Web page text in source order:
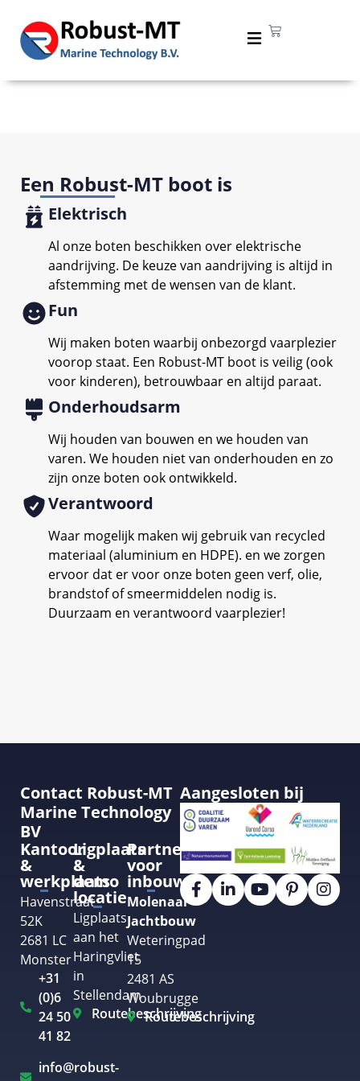
Een Robust-MT boot is
Elektrisch
Al onze boten beschikken over elektrische
aandrijving. De keuze van aandrijving is altijd in
afstemming met de wensen van de klant.
Fun
Wij maken boten waarbij onbezorgd vaarplezier
voorop staat. Een Robust-MT boot is veilig (ook
voor kinderen), betrouwbaar en altijd paraat.
Onderhoudsarm
Wij houden van bouwen en we houden van
varen. We houden niet van onderhouden en zo
zijn onze boten ook ontwikkeld.
Verantwoord
Waar mogelijk maken wij gebruik van recycled
materiaal (aluminium en HDPE). en we zorgen
ervoor dat er voor onze boten geen verf, olie,
brandstof of smeermiddelen nodig is.
Duurzaam en verantwoord vaarplezier!
Contact Robust-MT
Marine Technology
BV
Kantoor
&
werkplaats
Havenstraat
52K
2681 LC
Monster
+31
(0)6
24 50
41 82
info@robust-
Ligplaats
&
demo
locatie
Ligplaats
aan het
Haringvliet
in
Stellendam
Routebeschrijving
Partner
voor
inbouw
Molenaar
Jachtbouw
Weteringpad
15
2481 AS
Woubrugge
Routebeschrijving
Aangesloten bij